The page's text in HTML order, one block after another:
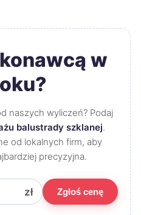
w
naszych wyliczeń? Podaj
balustrady szklanej.
od lokalnych firm, aby
precyzyjna.
zł Zgłoś cenę